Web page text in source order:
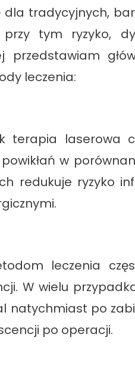
tradycyjnych,
przy tym ryzyko,
przedstawiam
leczenia:
terapia laserowa
w
redukuje ryzyko
leczenia
W wielu
natychmiast po
po operacji.